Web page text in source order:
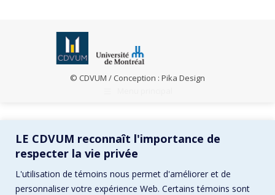
LE CDVUM reconnaît l'importance de
respecter la vie privée
L'utilisation de témoins nous permet d'améliorer et de
personnaliser votre expérience Web. Certains témoins sont
© CDVUM / Conception : Pika Design